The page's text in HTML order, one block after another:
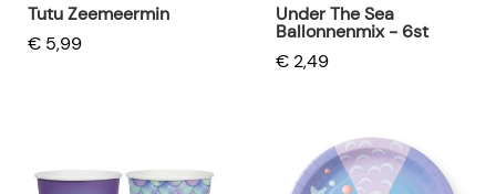
Tutu Zeemeermin
€ 5,99
Under The Sea
Ballonnenmix - 6st
€ 2,49